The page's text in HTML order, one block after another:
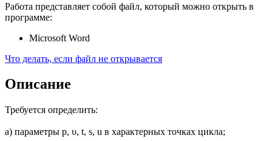
Работа представляет собой файл, который можно открыть в
программе:
Microsoft Word
Что делать, если файл не открывается
Описание
Требуется определить:
а) параметры р, υ, t, s, u в характерных точках цикла;